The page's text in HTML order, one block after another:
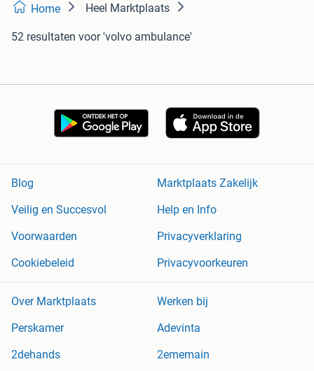
Home Heel Marktplaats
52 resultaten voor 'volvo ambulance'
Blog
Marktplaats Zakelijk
Veilig en Succesvol
Help en Info
Voorwaarden
Privacyverklaring
Cookiebeleid
Privacyvoorkeuren
Over Marktplaats
Werken bij
Perskamer
Adevinta
2dehands
2ememain